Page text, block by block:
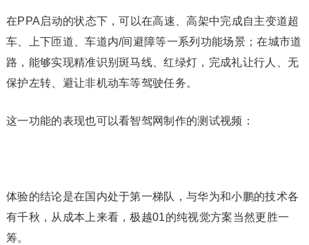
在PPA启动的状态下，可以在高速、高架中完成自主变道超
车、上下匝道、车道内/间避障等一系列功能场景；在城市道
路，能够实现精准识别斑马线、红绿灯，完成礼让行人、无
保护左转、避让非机动车等驾驶任务。
这一功能的表现也可以看智驾网制作的测试视频：
体验的结论是在国内处于第一梯队，与华为和小鹏的技术各
有千秋，从成本上来看，极越01的纯视觉方案当然更胜一
筹。‍‍‍‍